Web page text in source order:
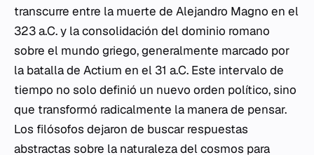
transcurre entre la muerte de Alejandro Magno en el
323 a.C. y la consolidación del dominio romano
sobre el mundo griego, generalmente marcado por
la batalla de Actium en el 31 a.C. Este intervalo de
tiempo no solo definió un nuevo orden político, sino
que transformó radicalmente la manera de pensar.
Los filósofos dejaron de buscar respuestas
abstractas sobre la naturaleza del cosmos para